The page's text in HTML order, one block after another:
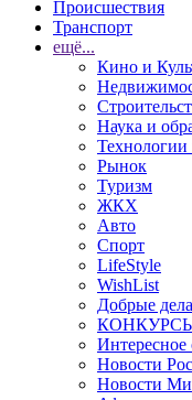
Происшествия
Транспорт
ещё...
Кино и
Наука и
Технологии
Рынок
Туризм
ЖКХ
Авто
Спорт
LifeStyle
WishList
Добрые дела
Интересное
Новости
Новости